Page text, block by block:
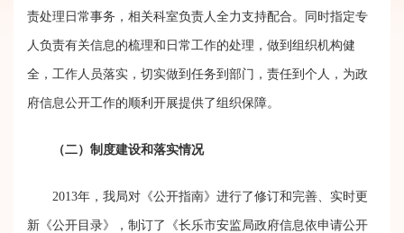
责处理日常事务，相关科室负责人全力支持配合。同时指定专
人负责有关信息的梳理和日常工作的处理，做到组织机构健
全，工作人员落实，切实做到任务到部门，责任到个人，为政
府信息公开工作的顺利开展提供了组织保障。
（二）制度建设和落实情况
2013年，我局对《公开指南》进行了修订和完善、实时更
新《公开目录》，制订了《长乐市安监局政府信息依申请公开